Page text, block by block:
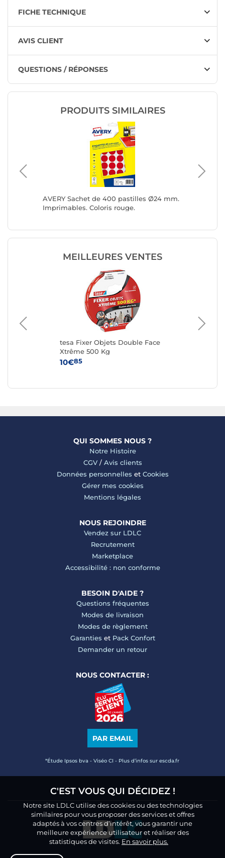
FICHE TECHNIQUE
AVIS CLIENT
QUESTIONS / RÉPONSES
PRODUITS SIMILAIRES
AVERY Sachet de 400 pastilles Ø24 mm.
Imprimables. Coloris rouge.
MEILLEURES VENTES
tesa Fixer Objets Double Face
Xtrême 500 Kg
10€85
QUI SOMMES NOUS ?
Notre Histoire
CGV/ Avis clients
Données personnelles et Cookies
Gérer mes cookies
Mentions légales
NOUS REJOINDRE
Vendez sur LDLC
Recrutement
Marketplace
Accessibilité : non conforme
BESOIN D'AIDE ?
Questions fréquentes
Modes de livraison
Modes de règlement
Garanties et Pack Confort
Demander un retour
NOUS CONTACTER :
PAR EMAIL
*Étude Ipsos bva - Viséo CI - Plus d’infos sur escda.fr
C'EST VOUS QUI DÉCIDEZ !
Notre site LDLC utilise des cookies ou des technologies
similaires pour vous proposer des services et offres
adaptés à vos centres d’intérêt, vous garantir une
meilleure expérience utilisateur et réaliser des
statistiques de visites. En savoir plus.